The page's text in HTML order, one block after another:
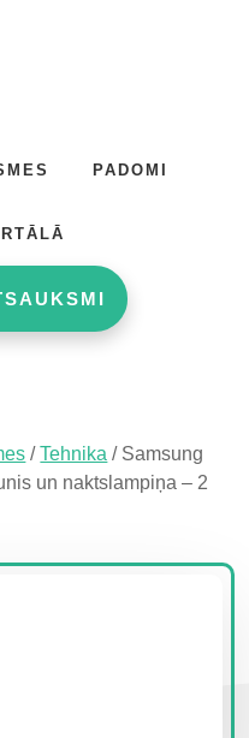
PADOMI
/ Tehnika /Samsung
un naktslampiņa – 2